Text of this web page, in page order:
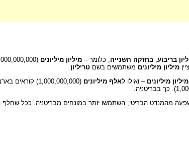
בריבוע, בחזקה השנייה, כלומר – מיליון מיליונים
מיליון מיליונים משתמשים בשם טריליון.
מיליון מיליונים – ואילו לאלף מיליונים (1,000,000,000) קוראים בארצות אלו
מהמנדט הבריטי, השתמשו יותר במונחים מבריטניה. ככל